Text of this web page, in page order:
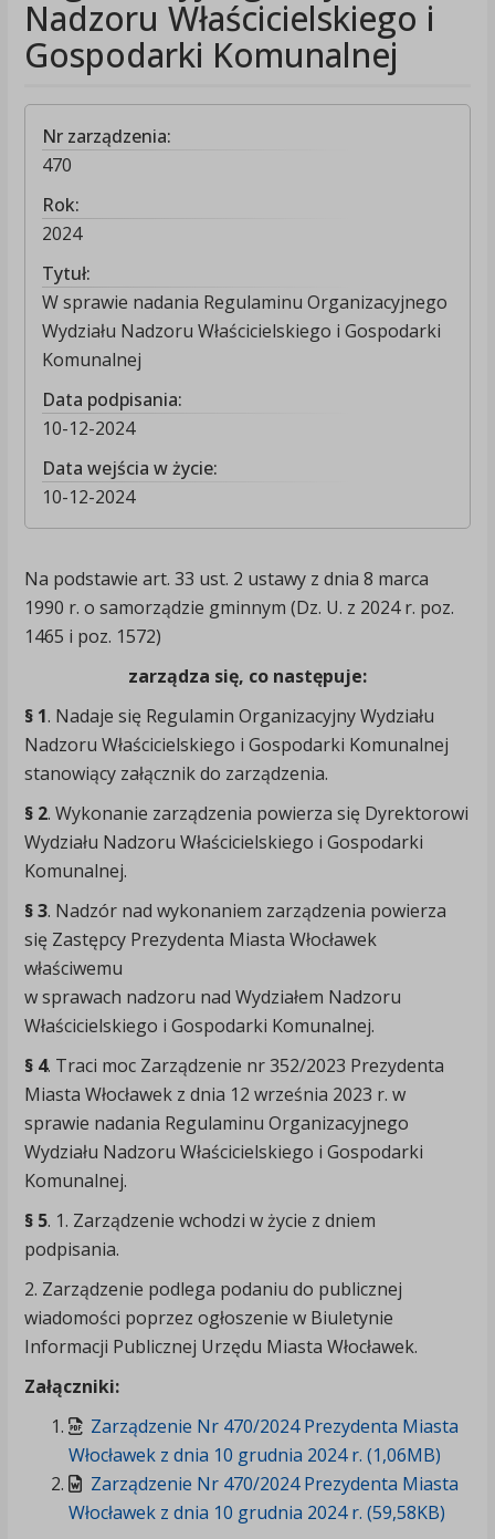
Nadzoru Właścicielskiego i
Gospodarki Komunalnej
Nr zarządzenia:
470
Rok:
2024
Tytuł:
W sprawie nadania Regulaminu Organizacyjnego
Wydziału Nadzoru Właścicielskiego i Gospodarki
Komunalnej
Data podpisania:
10-12-2024
Data wejścia w życie:
10-12-2024
Na podstawie art. 33 ust. 2 ustawy z dnia 8 marca
1990 r. o samorządzie gminnym (Dz. U. z 2024 r. poz.
1465 i poz. 1572)
zarządza się, co następuje:
§ 1. Nadaje się Regulamin Organizacyjny Wydziału
Nadzoru Właścicielskiego i Gospodarki Komunalnej
stanowiący załącznik do zarządzenia.
§ 2. Wykonanie zarządzenia powierza się Dyrektorowi
Wydziału Nadzoru Właścicielskiego i Gospodarki
Komunalnej.
§ 3. Nadzór nad wykonaniem zarządzenia powierza
się Zastępcy Prezydenta Miasta Włocławek
właściwemu
w sprawach nadzoru nad Wydziałem Nadzoru
Właścicielskiego i Gospodarki Komunalnej.
§ 4. Traci moc Zarządzenie nr 352/2023 Prezydenta
Miasta Włocławek z dnia 12 września 2023 r. w
sprawie nadania Regulaminu Organizacyjnego
Wydziału Nadzoru Właścicielskiego i Gospodarki
Komunalnej.
§ 5. 1. Zarządzenie wchodzi w życie z dniem
podpisania.
2. Zarządzenie podlega podaniu do publicznej
wiadomości poprzez ogłoszenie w Biuletynie
Informacji Publicznej Urzędu Miasta Włocławek.
Załączniki:
Zarządzenie Nr 470/2024 Prezydenta Miasta
Włocławek z dnia 10 grudnia 2024 r. (1,06MB)
Zarządzenie Nr 470/2024 Prezydenta Miasta
Włocławek z dnia 10 grudnia 2024 r. (59,58KB)